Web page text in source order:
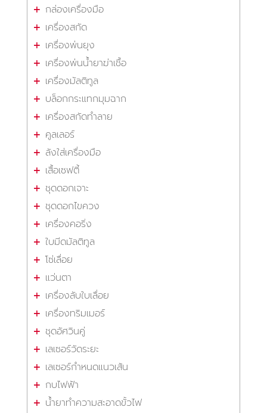
กล่องเครื่องมือ
เครื่องสกัด
เครื่องพ่นยุง
เครื่องพ่นน้ำยาฆ่าเชื้อ
เครื่องมัลติทูล
บล็อกกระแทกมุมฉาก
เครื่องสกัดทำลาย
คูลเลอร์
ลังใส่เครื่องมือ
เสื้อเซฟตี้
ชุดดอกเจาะ
ชุดดอกไขควง
เครื่องคอริ่ง
ใบมีดมัลติทูล
โซ่เลื่อย
แว่นตา
เครื่องลับใบเลื่อย
เครื่องทริมเมอร์
ชุดอัศวินคู่
เลเซอร์วัดระยะ
เลเซอร์กำหนดแนวเส้น
กบไฟฟ้า
น้ำยาทำความสะอาดขั้วไฟ